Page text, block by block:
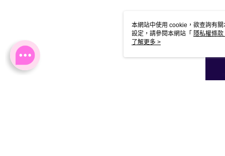
本網站中使用 cookie，欲查詢有
設定，請參閱本網站「 隱私權條款
使用 cookie。
了解更多 >